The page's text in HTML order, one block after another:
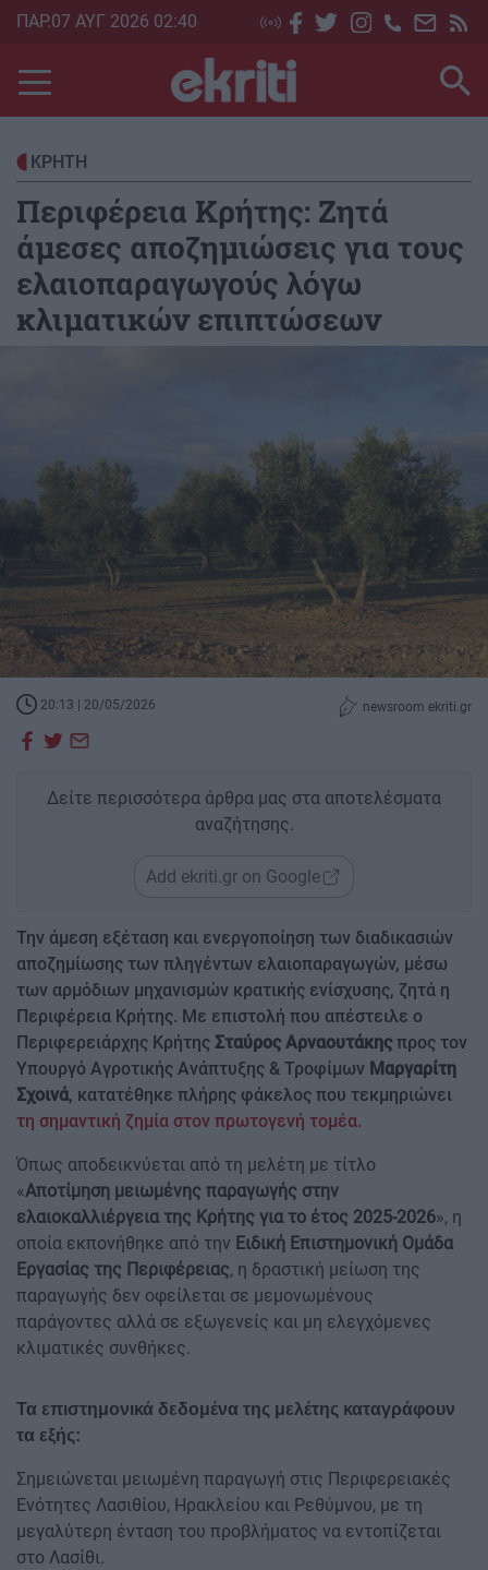
Skip
main
content
ΠΑΡ.07 ΑΥΓ 2026 02:40
ΚΡΗΤΗ
Περιφέρεια Κρήτης: Ζητά
άμεσες αποζημιώσεις για τους
ελαιοπαραγωγούς λόγω
κλιματικών επιπτώσεων
20:13 | 20/05/2026 newsroom ekriti.gr
Δείτε περισσότερα άρθρα μας στα αποτελέσματα
αναζήτησης.
Add ekriti.gr on Google
Την άμεση εξέταση και ενεργοποίηση των διαδικασιών
αποζημίωσης των πληγέντων ελαιοπαραγωγών, μέσω
των αρμόδιων μηχανισμών κρατικής ενίσχυσης, ζητά η
Περιφέρεια Κρήτης. Με επιστολή που απέστειλε ο
Περιφερειάρχης Κρήτης Σταύρος Αρναουτάκηςπρος τον
Υπουργό Αγροτικής Ανάπτυξης & Τροφίμων Μαργαρίτη
Σχοινά, κατατέθηκε πλήρης φάκελος που τεκμηριώνει
τη σημαντική ζημία στον πρωτογενή τομέα.
Όπως αποδεικνύεται από τη μελέτη με τίτλο
«Αποτίμηση μειωμένης παραγωγής στην
ελαιοκαλλιέργεια της Κρήτης για το έτος 2025-2026», η
οποία εκπονήθηκε από την Ειδική Επιστημονική Ομάδα
Εργασίας της Περιφέρειας, η δραστική μείωση της
παραγωγής δεν οφείλεται σε μεμονωμένους
παράγοντες αλλά σε εξωγενείς και μη ελεγχόμενες
κλιματικές συνθήκες.
Τα επιστημονικά δεδομένα της μελέτης καταγράφουν
τα εξής:
Σημειώνεται μειωμένη παραγωγή στις Περιφερειακές
Ενότητες Λασιθίου, Ηρακλείου και Ρεθύμνου, με τη
μεγαλύτερη ένταση του προβλήματος να εντοπίζεται
στο Λασίθι.